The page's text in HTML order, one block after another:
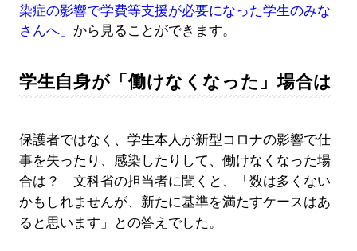
染症の影響で学費等支援が必要になった学生のみな
さんへ」 から見ることができます。
学生自身が「働けなくなった」場合は
保護者ではなく、学生本人が新型コロナの影響で仕
事を失ったり、感染したりして、働けなくなった場
合は？ 文科省の担当者に聞くと、「数は多くない
かもしれませんが、新たに基準を満たすケースはあ
ると思います」との答えでした。